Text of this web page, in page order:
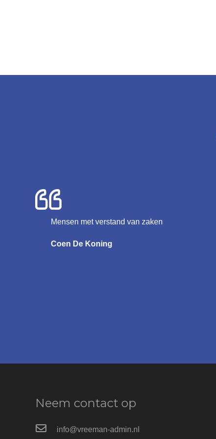
Mensen met verstand van zaken
Coen De Koning
Neem contact op
info@vreeman-admin.nl